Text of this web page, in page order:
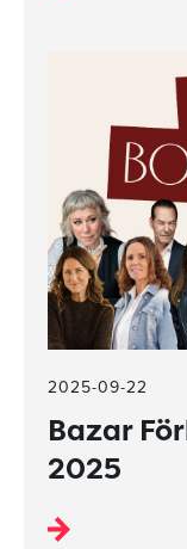
2025-09-22
Bazar
2025